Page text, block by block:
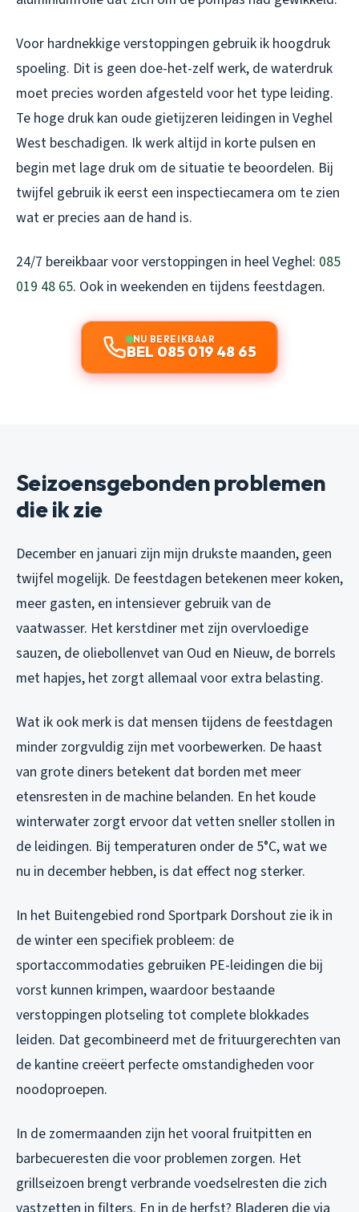
Voor hardnekkige verstoppingen gebruik ik hoogdruk
spoeling. Dit is geen doe-het-zelf werk, de waterdruk
moet precies worden afgesteld voor het type leiding.
Te hoge druk kan oude gietijzeren leidingen in Veghel
West beschadigen. Ik werk altijd in korte pulsen en
begin met lage druk om de situatie te beoordelen. Bij
twijfel gebruik ik eerst een inspectiecamera om te zien
wat er precies aan de hand is.
24/7 bereikbaar voor verstoppingen in heel Veghel: 085
019 48 65. Ook in weekenden en tijdens feestdagen.
NU BEREIKBAAR
BEL 085 019 48 65
Seizoensgebonden problemen
die ik zie
December en januari zijn mijn drukste maanden, geen
twijfel mogelijk. De feestdagen betekenen meer koken,
meer gasten, en intensiever gebruik van de
vaatwasser. Het kerstdiner met zijn overvloedige
sauzen, de oliebollenvet van Oud en Nieuw, de borrels
met hapjes, het zorgt allemaal voor extra belasting.
Wat ik ook merk is dat mensen tijdens de feestdagen
minder zorgvuldig zijn met voorbewerken. De haast
van grote diners betekent dat borden met meer
etensresten in de machine belanden. En het koude
winterwater zorgt ervoor dat vetten sneller stollen in
de leidingen. Bij temperaturen onder de 5°C, wat we
nu in december hebben, is dat effect nog sterker.
In het Buitengebied rond Sportpark Dorshout zie ik in
de winter een specifiek probleem: de
sportaccommodaties gebruiken PE-leidingen die bij
vorst kunnen krimpen, waardoor bestaande
verstoppingen plotseling tot complete blokkades
leiden. Dat gecombineerd met de frituurgerechten van
de kantine creëert perfecte omstandigheden voor
noodoproepen.
In de zomermaanden zijn het vooral fruitpitten en
barbecueresten die voor problemen zorgen. Het
grillseizoen brengt verbrande voedselresten die zich